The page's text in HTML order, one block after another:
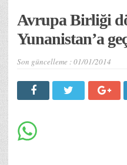
Avrupa Birliği
Yunanistan’a
Son güncelleme :01/01/2014